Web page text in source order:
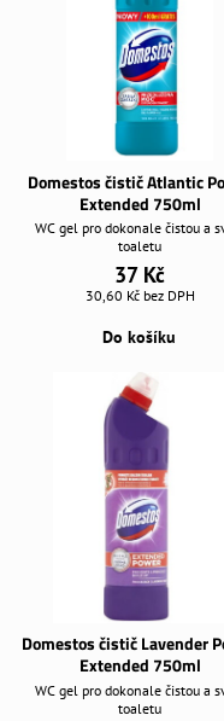
Domestos čistič Atlantic
Extended 750ml
WC gel pro dokonale čistou a
toaletu
37 Kč
30,60 Kč bez DPH
Do košíku
Domestos čistič Lavender
Extended 750ml
WC gel pro dokonale čistou a
toaletu